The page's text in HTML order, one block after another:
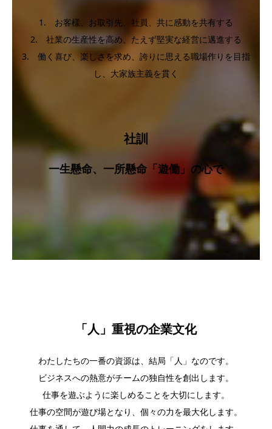
1. お客様、お取引先、社員、共に感動を共有する
2. 社業の生産性を高め、たえず堅実な経営に邁進する
3. 働く喜び、楽しさを求め、誇りに思える職場作りを目指
し、大家族主義を貫く
社訓
一生懸命、一所懸命「遊働」の心で
「人」重視の企業文化
わたしたちの一番の資源は、結局「人」なのです。
ビジネスへの熱意がチームの独自性を創出します。
仕事を遊ぶように楽しめることを大切にします。
仕事の空間が遊び場となり、個々の力を最大化します。